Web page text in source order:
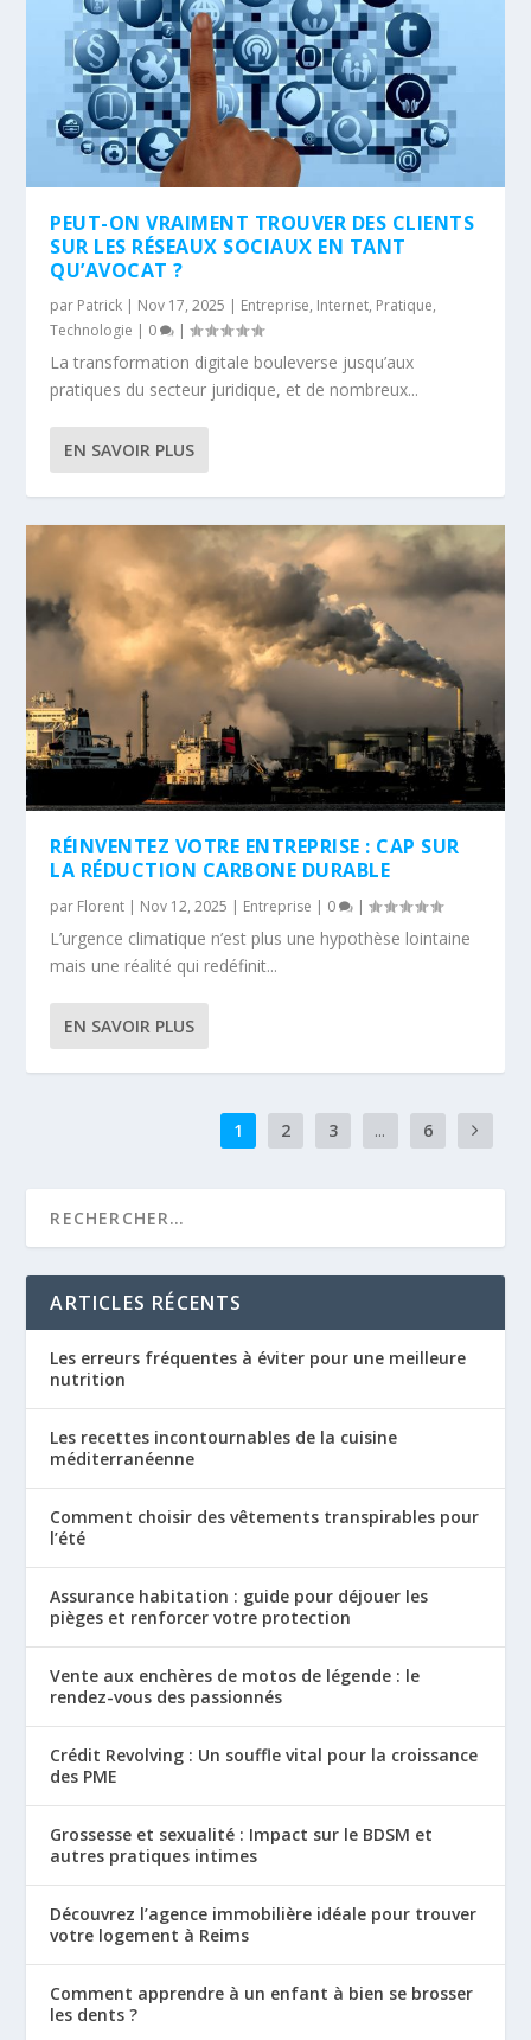
PEUT-ON VRAIMENT TROUVER DES CLIENTS
SUR LES RÉSEAUX SOCIAUX EN TANT
QU’AVOCAT ?
par Patrick | Nov 17, 2025 | Entreprise, Internet, Pratique,
Technologie | 0 |
La transformation digitale bouleverse jusqu’aux
pratiques du secteur juridique, et de nombreux...
EN SAVOIR PLUS
RÉINVENTEZ VOTRE ENTREPRISE : CAP SUR
LA RÉDUCTION CARBONE DURABLE
par Florent | Nov 12, 2025 | Entreprise | 0 |
L’urgence climatique n’est plus une hypothèse lointaine
mais une réalité qui redéfinit...
EN SAVOIR PLUS
1 2 3 ... 6
ARTICLES RÉCENTS
Les erreurs fréquentes à éviter pour une meilleure
nutrition
Les recettes incontournables de la cuisine
méditerranéenne
Comment choisir des vêtements transpirables pour
l’été
Assurance habitation : guide pour déjouer les
pièges et renforcer votre protection
Vente aux enchères de motos de légende : le
rendez-vous des passionnés
Crédit Revolving : Un souffle vital pour la croissance
des PME
Grossesse et sexualité : Impact sur le BDSM et
autres pratiques intimes
Découvrez l’agence immobilière idéale pour trouver
votre logement à Reims
Comment apprendre à un enfant à bien se brosser
les dents ?